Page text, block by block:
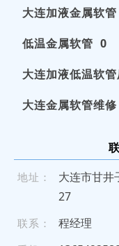
大连加液金属软
低温金属软管 0
大连加液低温软
大连金属软管维
地址：
大连市甘井
27
联系： 程经理